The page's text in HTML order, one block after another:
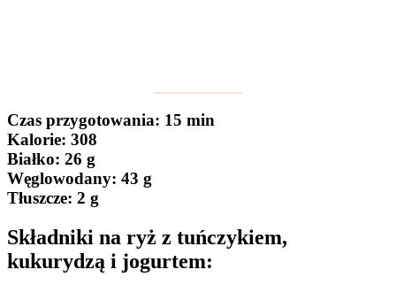
Czas przygotowania: 15 min
Kalorie: 308
Białko: 26 g
Węglowodany: 43 g
Tłuszcze: 2 g
Składniki na ryż z tuńczykiem,
kukurydzą i jogurtem: